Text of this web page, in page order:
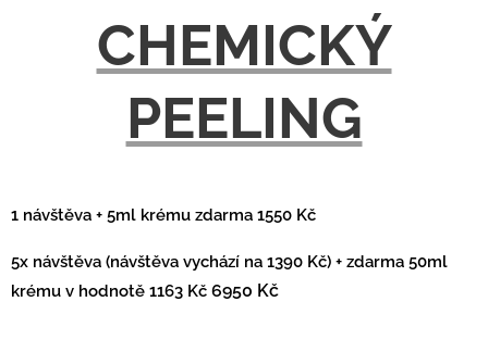
CHEMICKÝ
PEELING
1 návštěva + 5ml krému zdarma 1550 Kč
5x návštěva (návštěva vychází na 1390 Kč) + zdarma 50ml
krému v hodnotě 1163 Kč 6950 Kč